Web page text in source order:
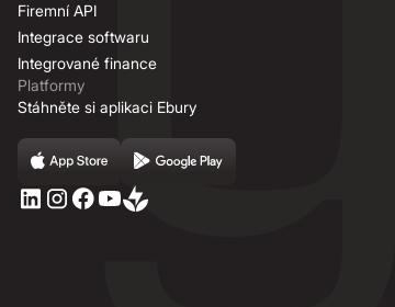
Firemní API
Integrace softwaru
Integrované finance
Platformy
Stáhněte si aplikaci Ebury